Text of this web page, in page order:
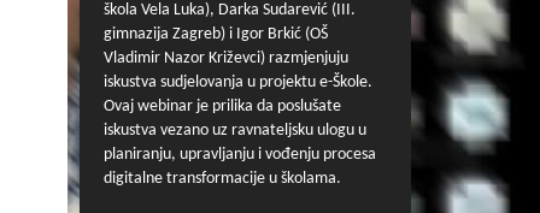
škola Vela Luka), Darka Sudarević (III.
gimnazija Zagreb) i Igor Brkić (OŠ
Vladimir Nazor Križevci) razmjenjuju
iskustva sudjelovanja u projektu e-Škole.
Ovaj webinar je prilika da poslušate
iskustva vezano uz ravnateljsku ulogu u
planiranju, upravljanju i vođenju procesa
digitalne transformacije u školama.